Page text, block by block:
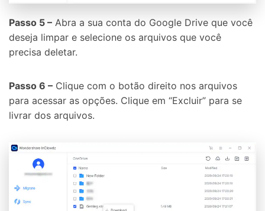
Passo 5 – Abra a sua conta do Google Drive que você
deseja limpar e selecione os arquivos que você
precisa deletar.
Passo 6 – Clique com o botão direito nos arquivos
para acessar as opções. Clique em “Excluir” para se
livrar dos arquivos.